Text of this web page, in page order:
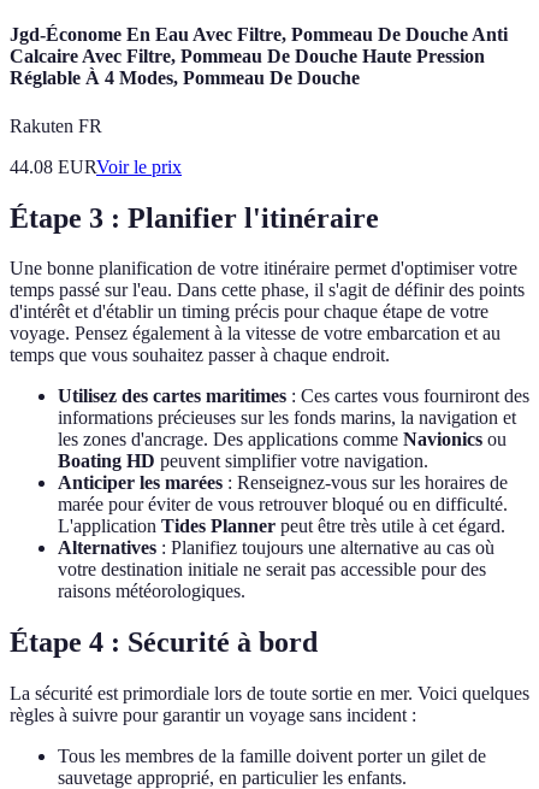
Jgd-Économe En Eau Avec Filtre, Pommeau De Douche Anti
Calcaire Avec Filtre, Pommeau De Douche Haute Pression
Réglable À 4 Modes, Pommeau De Douche
Rakuten FR
44.08 EURVoir le prix
Étape 3 : Planifier l'itinéraire
Une bonne planification de votre itinéraire permet d'optimiser votre
temps passé sur l'eau. Dans cette phase, il s'agit de définir des points
d'intérêt et d'établir un timing précis pour chaque étape de votre
voyage. Pensez également à la vitesse de votre embarcation et au
temps que vous souhaitez passer à chaque endroit.
Utilisez des cartes maritimes : Ces cartes vous fourniront des
informations précieuses sur les fonds marins, la navigation et
les zones d'ancrage. Des applications comme Navionics ou
Boating HD peuvent simplifier votre navigation.
Anticiper les marées : Renseignez-vous sur les horaires de
marée pour éviter de vous retrouver bloqué ou en difficulté.
L'application Tides Planner peut être très utile à cet égard.
Alternatives : Planifiez toujours une alternative au cas où
votre destination initiale ne serait pas accessible pour des
raisons météorologiques.
Étape 4 : Sécurité à bord
La sécurité est primordiale lors de toute sortie en mer. Voici quelques
règles à suivre pour garantir un voyage sans incident :
Tous les membres de la famille doivent porter un gilet de
sauvetage approprié, en particulier les enfants.